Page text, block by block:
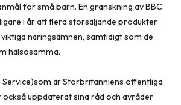
för små barn. En granskning av BBC
i år att flera storsäljande produkter
näringsämnen, samtidigt som de
hälsosamma.
Service)som är Storbritanniens offentliga
också uppdaterat sina råd och avråder